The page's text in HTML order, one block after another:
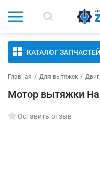
КАТАЛОГ ЗАПЧАСТЕЙ
Главная / Для вытяжек /
Мотор вытяжки
Оставить отзыв